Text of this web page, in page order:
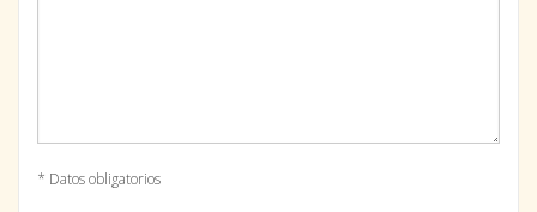
* Datos obligatorios